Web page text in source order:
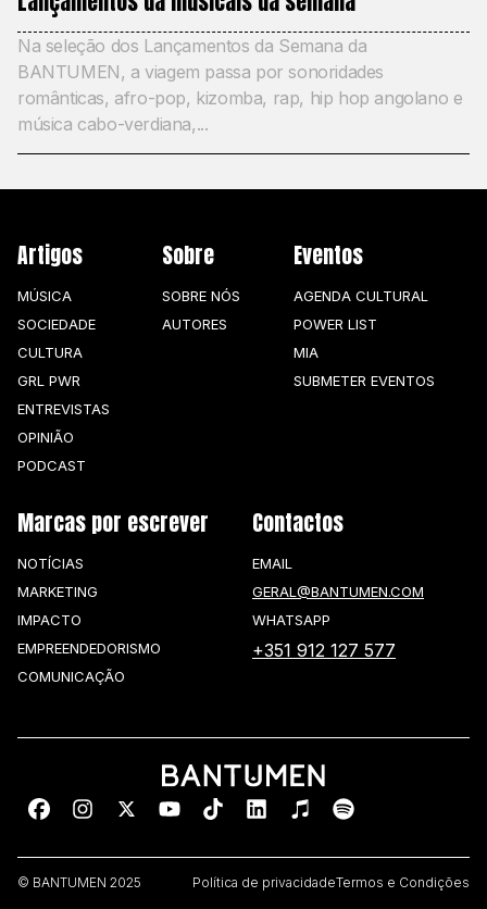
Na seleção dos Lançamentos da Semana da
BANTUMEN, a viagem passa por sonoridades
românticas, afro-pop, kizomba, rap, hip hop angolano e
música cabo-verdiana,...
Artigos
MÚSICA
SOCIEDADE
CULTURA
GRL PWR
ENTREVISTAS
OPINIÃO
PODCAST
Sobre
SOBRE NÓS
AUTORES
Eventos
AGENDA CULTURAL
POWER LIST
MIA
SUBMETER EVENTOS
Marcas por escrever
NOTÍCIAS
MARKETING
IMPACTO
EMPREENDEDORISMO
COMUNICAÇÃO
Contactos
EMAIL
GERAL@BANTUMEN.COM
WHATSAPP
+351 912 127 577
© BANTUMEN 2025 Política de privacidadeTermos e Condições